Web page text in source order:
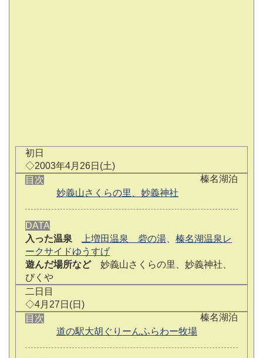
初日
◇2003年4月26日(土)
榛名湖泊
目次
妙義山さくらの里、妙義神社
DATA
入った温泉
上増田温泉 砦の湯
榛名湖温泉レ
ークサイドゆうすげ
遊んだ場所など妙義山さくらの里、妙義神社、
びくや
二日目
◇4月27日(日)
榛名湖泊
目次
道の駅大胡ぐりーんふらわー牧場